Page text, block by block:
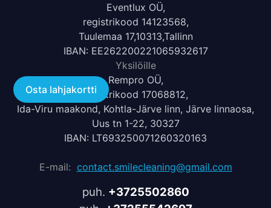
Eventlux OÜ,
registrikood 14123568,
Tuulemaa 17,10313,Tallinn
IBAN: EE262200221065932617
Yksilöille
Rempro OÜ,
registrikood 17068812,
Ida-Viru maakond, Kohtla-Järve linn, Järve linnaosa,
Uus tn 1-22, 30327
IBAN: LT693250071260320163
E-mail: contact.smilecleaning@gmail.com
puh. +3725502860
Osta lahjakortti